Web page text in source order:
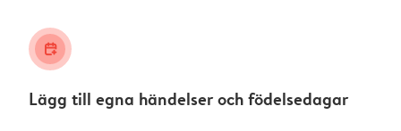
calendar_plus
Lägg till egna händelser och födelsedagar